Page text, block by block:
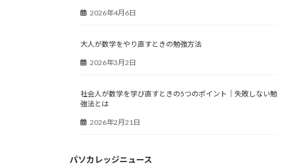
2026年4月6日
大人が数学をやり直すときの勉強方法
2026年3月2日
社会人が数学を学び直すときの5つのポイント｜失敗しない勉
強法とは
2026年2月21日
パソカレッジニュース